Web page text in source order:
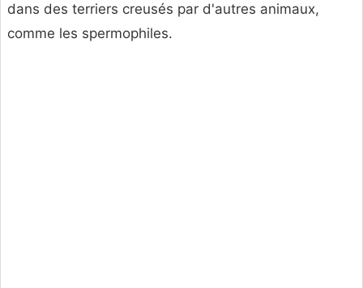
dans des terriers creusés par d'autres animaux,
comme les spermophiles.